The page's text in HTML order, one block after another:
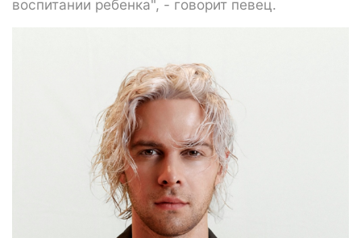
воспитании ребенка", - говорит певец.